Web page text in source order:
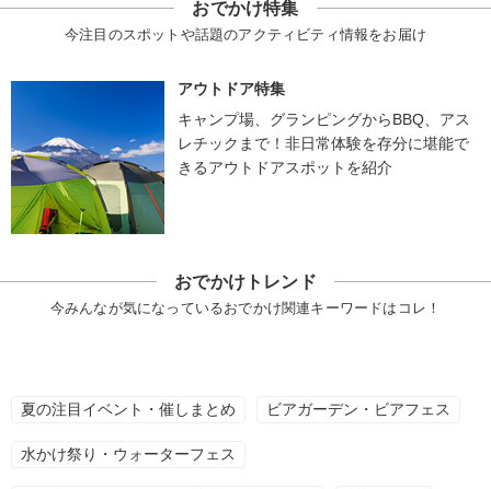
おでかけ特集
今注目のスポットや話題のアクティビティ情報をお届け
アウトドア特集
キャンプ場、グランピングからBBQ、アス
レチックまで！非日常体験を存分に堪能で
きるアウトドアスポットを紹介
おでかけトレンド
今みんなが気になっているおでかけ関連キーワードはコレ！
夏の注目イベント・催しまとめ ビアガーデン・ビアフェス
水かけ祭り・ウォーターフェス